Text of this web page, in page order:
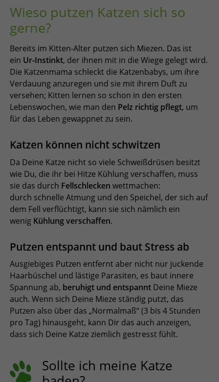
Wieso putzen Katzen sich so
gerne?
Bereits im Kitten-Alter putzen sich Miezen. Das ist
ein Ur-Instinkt, der ihnen mit in die Wiege gelegt wird.
Die Katzenmama schleckt die Katzenbabys, um ihre
Verdauung anzuregen und sie mit ihrem Duft zu
versehen; Kitten lernen so schon in den ersten
Lebenswochen, wie man den Pelz richtig pflegt, um
für das Leben gewappnet zu sein.
Katzen können nicht schwitzen
Da Deine Katze nicht so viele Schweißdrüsen besitzt
wie Du, die ihr bei Hitze Kühlung verschaffen, muss
sie das durch Fellschlecken wettmachen:
durch schnelle Atmung und den Speichel, der sich auf
dem Fell verflüchtigt, kann sie sich nämlich ein
wenig Kühlung verschaffen.
Putzen entspannt und baut Stress ab
Ausgiebiges Putzen entfernt aber nicht nur juckende
Haarbüschel und lästige Parasiten, es baut innere
Spannung ab, beruhigt und entspannt Deine Mieze
auch. Wenn sich Deine Mieze ständig putzt, das
Putzen also über das „Normalmaß“ (3 bis 4 Stunden
pro Tag) hinausgeht, kann Dir das auch anzeigen,
dass sich Deine Katze ziemlich gestresst fühlt.
Sollte ich meine Katze